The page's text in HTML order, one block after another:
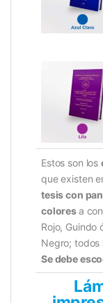
Estos son los
que existen
tesis con
coloresa
Rojo, Guindo
Negro; todos
Se debe